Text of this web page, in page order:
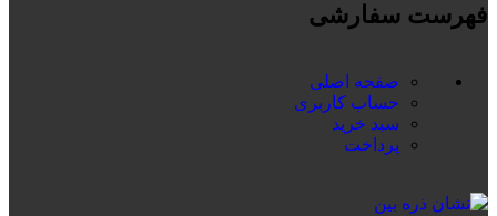
فهرست سفارشی
صفحه اصلی
حساب کاربری
سبد خرید
پرداخت